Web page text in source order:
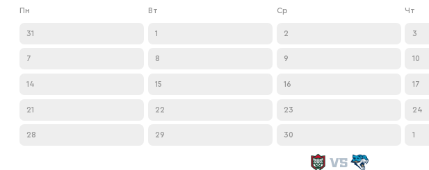
Пн Вт Ср Чт
31 1 2 3
7 8 9 10
14 15 16 17
21 22 23 24
28 29 30
VS
1